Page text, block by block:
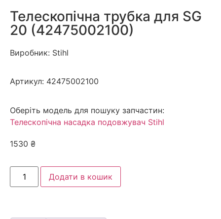
Телескопічна трубка для SG
20 (42475002100)
Виробник: Stihl
Артикул: 42475002100
Оберіть модель для пошуку запчастин:
Телескопічна насадка подовжувач Stihl
1530 ₴
Додати в кошик